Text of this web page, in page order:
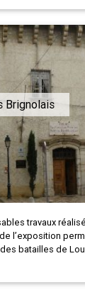
Brignolais
travaux
l’exposition
batailles de